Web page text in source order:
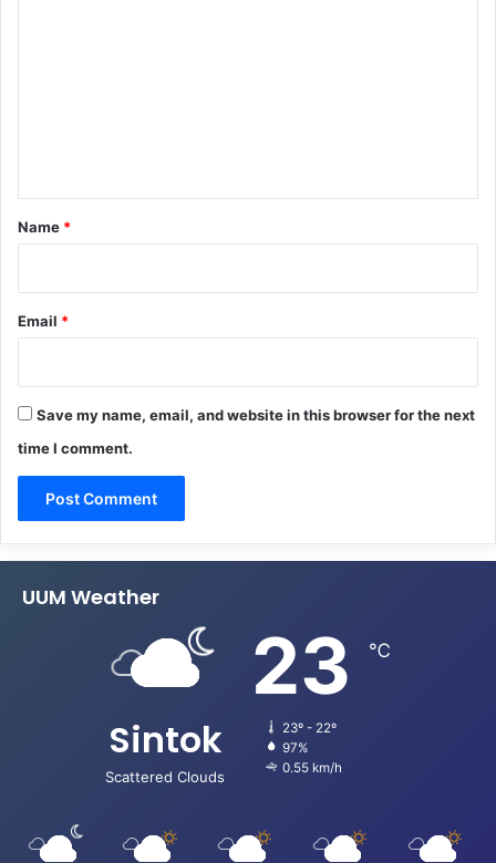
*
Name *
Email *
Save my name, email, and website in this browser for the next
time I comment.
UUM Weather
Sintok
Scattered Clouds
23 ℃
23º - 22º
97%
0.55 km/h